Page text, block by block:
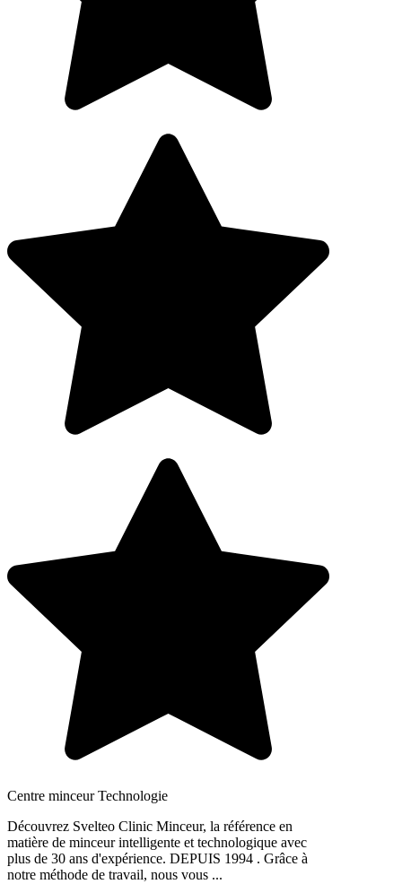
Centre minceur Technologie
Découvrez Svelteo Clinic Minceur, la référence en
matière de minceur intelligente et technologique avec
plus de 30 ans d'expérience. DEPUIS 1994 . Grâce à
notre méthode de travail, nous vous ...